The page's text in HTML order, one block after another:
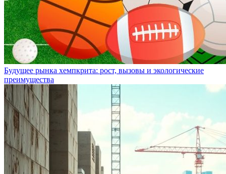
Будущее рынка хемпкрита: рост, вызовы и экологические
преимущества